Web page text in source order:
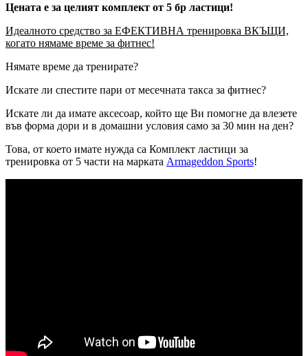
Цената е за целият комплект от 5 бр ластици!
Идеалното средство за ЕФЕКТИВНА тренировка ВКЪЩИ,
когато нямаме време за фитнес!
Нямате време да тренирате?
Искате ли спестите пари от месечната такса за фитнес?
Искате ли да имате аксесоар, който ще Ви помогне да влезете
във форма дори и в домашни условия само за 30 мин на ден?
Това, от което имате нужда са Комплект ластици за
тренировка от 5 части на марката Armageddon Sports!